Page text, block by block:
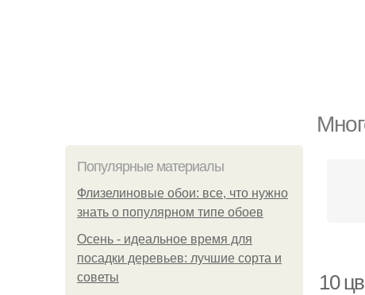
Популярные материалы
Флизелиновые обои: все, что нужно
знать о популярном типе обоев
Осень - идеальное время для
посадки деревьев: лучшие сорта и
советы
10